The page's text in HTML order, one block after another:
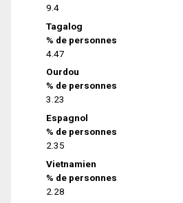
9.4
Tagalog
% de personnes
4.47
Ourdou
% de personnes
3.23
Espagnol
% de personnes
2.35
Vietnamien
% de personnes
2.28